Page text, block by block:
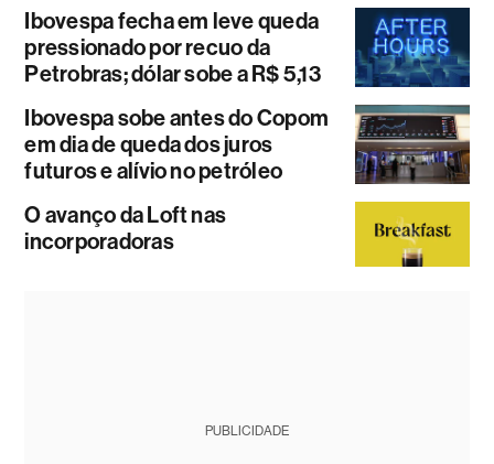
Ibovespa fecha em leve queda
pressionado por recuo da
Petrobras; dólar sobe a R$ 5,13
Ibovespa sobe antes do Copom
em dia de queda dos juros
futuros e alívio no petróleo
O avanço da Loft nas
incorporadoras
PUBLICIDADE